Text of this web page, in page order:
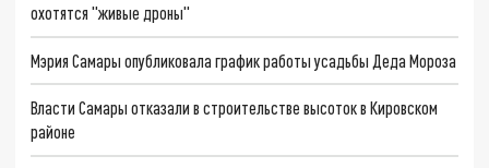
охотятся "живые дроны"
Мэрия Самары опубликовала график работы усадьбы Деда Мороза
Власти Самары отказали в строительстве высоток в Кировском
районе